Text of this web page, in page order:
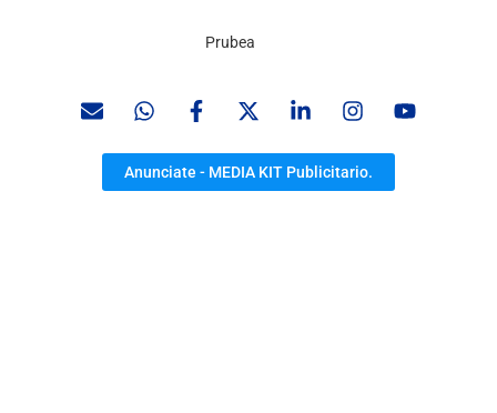
Prubea
Anunciate - MEDIA KIT Publicitario.